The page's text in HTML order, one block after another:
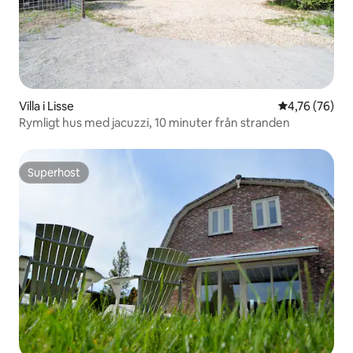
Villa i Lisse 4,76 av 5 i
4,76 (76)
Rymligt hus med jacuzzi, 10 minuter från stranden
Superhost
Superhost